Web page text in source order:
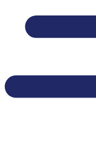
content